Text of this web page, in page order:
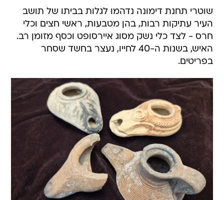
שוטרי תחנת דימונה נדהמו לגלות בביתו של תושב
העיר עתיקות רבות, בהן מטבעות, ראשי חצים וכלי
חרס - לצד כלי נשק מסוג איירסופט וכסף מזומן רב.
האיש, בשנות ה-40 לחייו, נעצר בחשד שסחר
בפריטים.